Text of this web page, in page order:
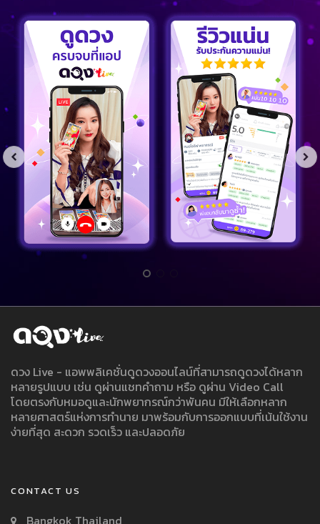
ดวง Live - แอพพลิเคชั่นดูดวงออนไลน์ที่สามารถดูดวงได้หลาก
หลายรูปแบบ เช่น ดูผ่านแชทคำถาม หรือ ดูผ่าน Video Call
โดยตรงกับหมอดูและนักพยากรณ์กว่าพันคน มีให้เลือกหลาก
หลายศาสตร์แห่งการทำนาย มาพร้อมกับการออกแบบที่เน้นใช้งาน
ง่ายที่สุด สะดวก รวดเร็ว และปลอดภัย
CONTACT US
Bangkok Thailand